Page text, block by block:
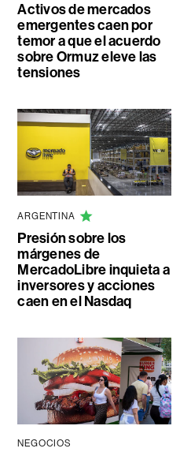
Activos de mercados
emergentes caen por
temor a que el acuerdo
sobre Ormuz eleve las
tensiones
ARGENTINA
Presión sobre los
márgenes de
MercadoLibre inquieta a
inversores y acciones
caen en el Nasdaq
NEGOCIOS